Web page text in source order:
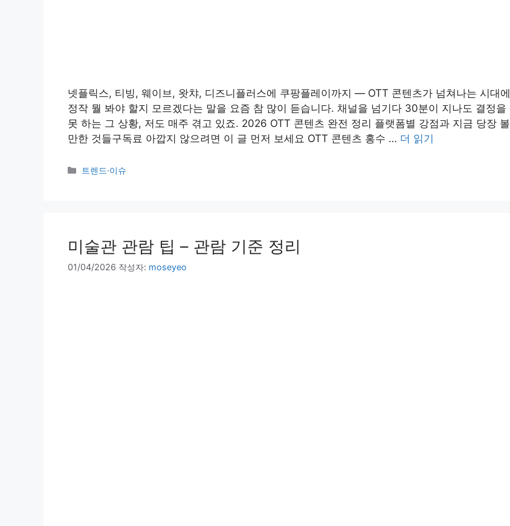
넷플릭스, 티빙, 웨이브, 왓챠, 디즈니플러스에 쿠팡플레이까지 — OTT 콘텐츠가 넘쳐나는 시대에
정작 뭘 봐야 할지 모르겠다는 말을 요즘 참 많이 듣습니다. 채널을 넘기다 30분이 지나도 결정을
못 하는 그 상황, 저도 매주 겪고 있죠. 2026 OTT 콘텐츠 완전 정리 플랫폼별 강점과 지금 당장 볼
만한 것들구독료 아깝지 않으려면 이 글 먼저 보세요 OTT 콘텐츠 홍수 … 더 읽기
카
트렌드·이슈
미술관 관람 팁 – 관람 기준 정리
01/04/2026 작성자: moseyeo